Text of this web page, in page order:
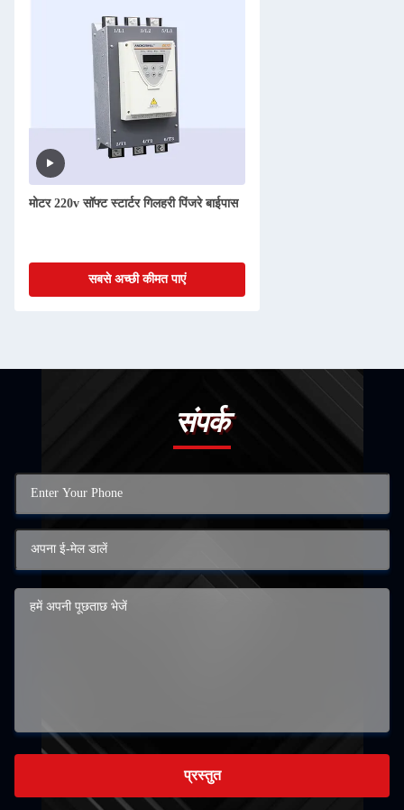
मोटर 220v सॉफ्ट स्टार्टर गिलहरी पिंजरे बाईपास
सबसे अच्छी कीमत पाएं
संपर्क
प्रस्तुत